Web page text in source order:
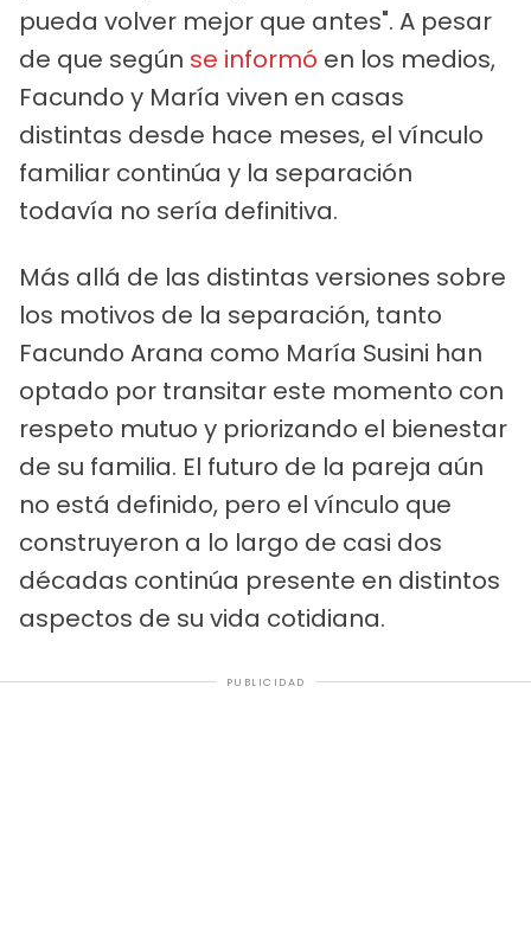
pueda volver mejor que antes". A pesar
de que según se informó en los medios,
Facundo y María viven en casas
distintas desde hace meses, el vínculo
familiar continúa y la separación
todavía no sería definitiva.
Más allá de las distintas versiones sobre
los motivos de la separación, tanto
Facundo Arana como María Susini han
optado por transitar este momento con
respeto mutuo y priorizando el bienestar
de su familia. El futuro de la pareja aún
no está definido, pero el vínculo que
construyeron a lo largo de casi dos
décadas continúa presente en distintos
aspectos de su vida cotidiana.
PUBLICIDAD